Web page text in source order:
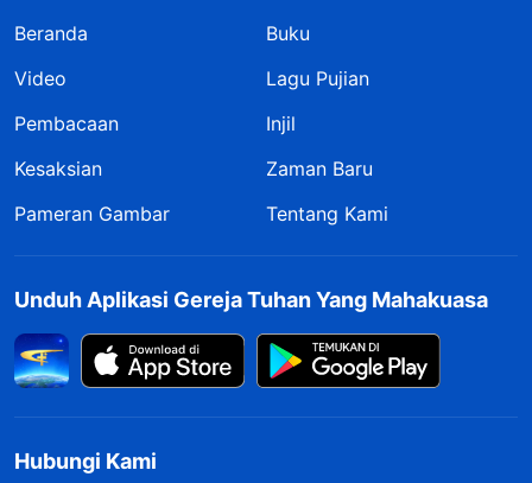
Beranda
Buku
Video
Lagu Pujian
Pembacaan
Injil
Kesaksian
Zaman Baru
Pameran Gambar
Tentang Kami
Unduh Aplikasi Gereja Tuhan Yang Mahakuasa
Hubungi Kami